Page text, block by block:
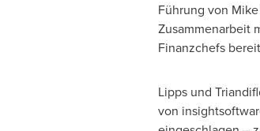
Führung von
Zusammenarbeit
Finanzchefs
Lipps und
von